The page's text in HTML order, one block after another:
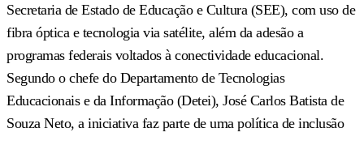
Secretaria de Estado de Educação e Cultura (SEE), com uso de
fibra óptica e tecnologia via satélite, além da adesão a
programas federais voltados à conectividade educacional.
Segundo o chefe do Departamento de Tecnologias
Educacionais e da Informação (Detei), José Carlos Batista de
Souza Neto, a iniciativa faz parte de uma política de inclusão